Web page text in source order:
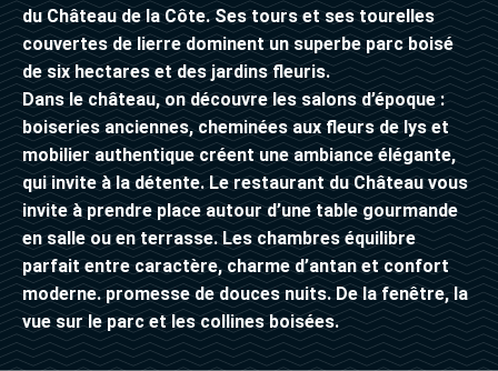
du Château de la Côte. Ses tours et ses tourelles
couvertes de lierre dominent un superbe parc boisé
de six hectares et des jardins fleuris.
Dans le château, on découvre les salons d’époque :
boiseries anciennes, cheminées aux fleurs de lys et
mobilier authentique créent une ambiance élégante,
qui invite à la détente. Le restaurant du Château vous
invite à prendre place autour d’une table gourmande
en salle ou en terrasse. Les chambres équilibre
parfait entre caractère, charme d’antan et confort
moderne. promesse de douces nuits. De la fenêtre, la
vue sur le parc et les collines boisées.